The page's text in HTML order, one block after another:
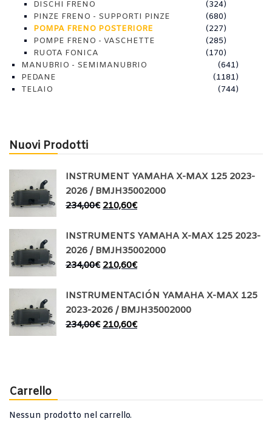
DISCHI FRENO
(324)
PINZE FRENO - SUPPORTI PINZE
(680)
POMPA FRENO POSTERIORE
(227)
POMPE FRENO - VASCHETTE
(285)
RUOTA FONICA
(170)
MANUBRIO - SEMIMANUBRIO
(641)
PEDANE
(1181)
TELAIO
(744)
Nuovi Prodotti
INSTRUMENT YAMAHA X-MAX 125 2023-
2026 / BMJH35002000
234,00€ 210,60€
INSTRUMENTS YAMAHA X-MAX 125 2023-
2026 / BMJH35002000
234,00€ 210,60€
INSTRUMENTACIÓN YAMAHA X-MAX 125
2023-2026 / BMJH35002000
234,00€ 210,60€
Carrello
Nessun prodotto nel carrello.